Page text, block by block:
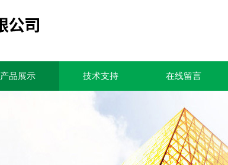
产品展示 技术支持 在线留言